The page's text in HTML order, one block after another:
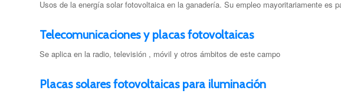
Usos de la energía solar fotovoltaica en la ganadería. Su empleo mayoritariamente es
Telecomunicaciones y placas fotovoltaicas
Se aplica en la radio, televisión , móvil y otros ámbitos de este campo
Placas solares fotovoltaicas para iluminación